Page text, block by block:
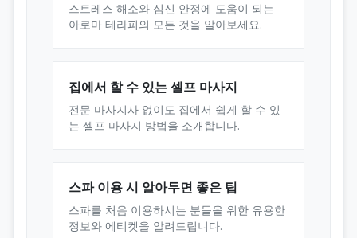
스트레스 해소와 심신 안정에 도움이 되는
아로마 테라피의 모든 것을 알아보세요.
집에서 할 수 있는 셀프 마사지
전문 마사지사 없이도 집에서 쉽게 할 수 있
는 셀프 마사지 방법을 소개합니다.
스파 이용 시 알아두면 좋은 팁
스파를 처음 이용하시는 분들을 위한 유용한
정보와 에티켓을 알려드립니다.